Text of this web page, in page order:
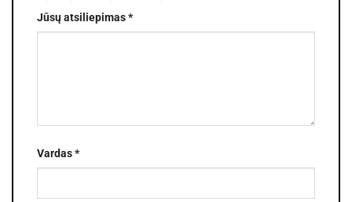
Jūsų atsiliepimas*
Vardas*